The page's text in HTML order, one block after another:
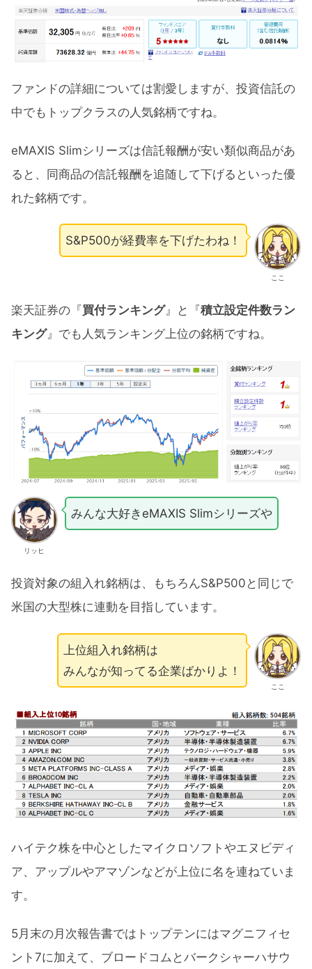
ファンドの詳細については割愛しますが、投資信託の
中でもトップクラスの人気銘柄ですね。
eMAXIS Slimシリーズは信託報酬が安い類似商品があ
ると、同商品の信託報酬を追随して下げるといった優
れた銘柄です。
ここ
S&P500が経費率を下げたわね！
楽天証券の『買付ランキング』と『積立設定件数ラン
キング』でも人気ランキング上位の銘柄ですね。
リッヒ
みんな大好きeMAXIS Slimシリーズや
投資対象の組入れ銘柄は、もちろんS&P500と同じで
米国の大型株に連動を目指しています。
ここ
上位組入れ銘柄は
みんなが知ってる企業ばかりよ！
ハイテク株を中心としたマイクロソフトやエヌビディ
ア、アップルやアマゾンなどが上位に名を連ねていま
す。
5月末の月次報告書ではトップテンにはマグニフィセ
ント7に加えて、ブロードコムとバークシャーハサウ